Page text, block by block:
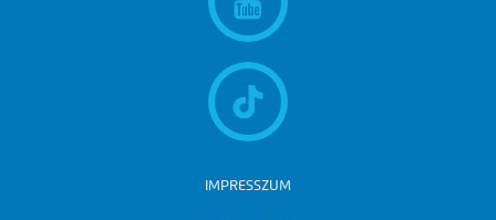
IMPRESSZUM